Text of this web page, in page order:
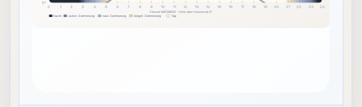
0°
0 1 2 3 4 5 6 7 8 9 10 11 12 13 14 15 16 17 18 19 20 21 22 23 24
Nacht astron. Dämmerung naut. Dämmerung bürgerl. Dämmerung Tag
Ortszeit (MEZ/MESZ) · Höhe über Horizont ab 0°